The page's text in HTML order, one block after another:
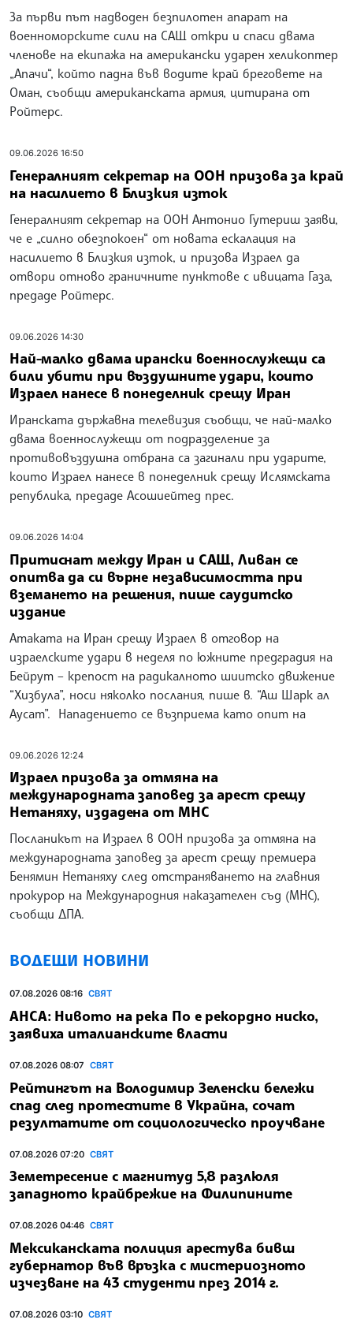
За първи път надводен безпилотен апарат на
военноморските сили на САЩ откри и спаси двама
членове на екипажа на американски ударен хеликоптер
„Апачи“, който падна във водите край бреговете на
Оман, съобщи американската армия, цитирана от
Ройтерс.
09.06.2026 16:50
Генералният секретар на ООН призова за край
на насилието в Близкия изток
Генералният секретар на ООН Антонио Гутериш заяви,
че е „силно обезпокоен“ от новата ескалация на
насилието в Близкия изток, и призова Израел да
отвори отново граничните пунктове с ивицата Газа,
предаде Ройтерс.
09.06.2026 14:30
Най-малко двама ирански военнослужещи са
били убити при въздушните удари, които
Израел нанесе в понеделник срещу Иран
Иранската държавна телевизия съобщи, че най-малко
двама военнослужещи от подразделение за
противовъздушна отбрана са загинали при ударите,
които Израел нанесе в понеделник срещу Ислямската
република, предаде Асошиейтед прес.
09.06.2026 14:04
Притиснат между Иран и САЩ, Ливан се
опитва да си върне независимостта при
вземането на решения, пише саудитско
издание
Атаката на Иран срещу Израел в отговор на
израелските удари в неделя по южните предградия на
Бейрут – крепост на радикалното шиитско движение
“Хизбула”, носи няколко послания, пише в. “Аш Шарк ал
Аусат”. Нападението се възприема като опит на
09.06.2026 12:24
Израел призова за отмяна на
международната заповед за арест срещу
Нетаняху, издадена от МНС
Посланикът на Израел в ООН призова за отмяна на
международната заповед за арест срещу премиера
Бенямин Нетаняху след отстраняването на главния
прокурор на Международния наказателен съд (МНС),
съобщи ДПА.
ВОДЕЩИ НОВИНИ
07.08.2026 08:16 СВЯТ
АНСА: Нивото на река По е рекордно ниско,
заявиха италианските власти
07.08.2026 08:07 СВЯТ
Рейтингът на Володимир Зеленски бележи
спад след протестите в Украйна, сочат
резултатите от социологическо проучване
07.08.2026 07:20 СВЯТ
Земетресение с магнитуд 5,8 разлюля
западното крайбрежие на Филипините
07.08.2026 04:46 СВЯТ
Мексиканската полиция арестува бивш
губернатор във връзка с мистериозното
изчезване на 43 студенти през 2014 г.
07.08.2026 03:10 СВЯТ